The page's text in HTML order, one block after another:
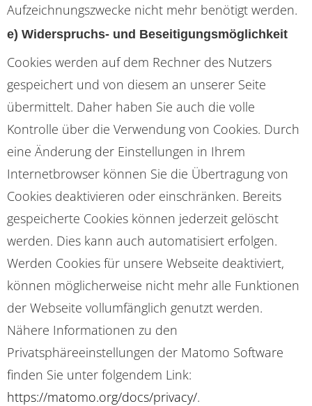
Aufzeichnungszwecke nicht mehr benötigt werden.
e) Widerspruchs- und Beseitigungsmöglichkeit
Cookies werden auf dem Rechner des Nutzers
gespeichert und von diesem an unserer Seite
übermittelt. Daher haben Sie auch die volle
Kontrolle über die Verwendung von Cookies. Durch
eine Änderung der Einstellungen in Ihrem
Internetbrowser können Sie die Übertragung von
Cookies deaktivieren oder einschränken. Bereits
gespeicherte Cookies können jederzeit gelöscht
werden. Dies kann auch automatisiert erfolgen.
Werden Cookies für unsere Webseite deaktiviert,
können möglicherweise nicht mehr alle Funktionen
der Webseite vollumfänglich genutzt werden.
Nähere Informationen zu den
Privatsphäreeinstellungen der Matomo Software
finden Sie unter folgendem Link:
https://matomo.org/docs/privacy/.